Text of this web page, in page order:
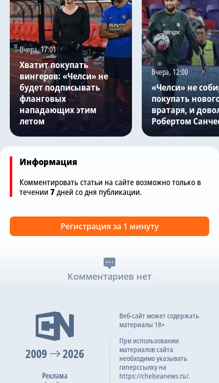
Вчера, 17:01
Хватит покупать
вингеров: «Челси» не
будет подписывать
фланговых
нападающих этим
летом
Вчера, 12:00
«Челси» не
покупать
вратаря, и
Робертом
Информация
Комментировать статьи на сайте возможно только в
течении 7дней со дня публикации.
Регистрация за 1 минуту
Комментариев нет
2009 2026
Реклама
Веб-сайт может содержать
материалы 18+
При использовании
материалов сайта
необходимо указывать
гиперссылку на
https://chelseanews.ru/.